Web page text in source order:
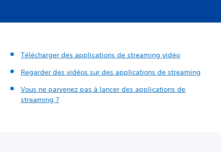
Télécharger des applications de streaming vidéo
Regarder des vidéos sur des applications de streaming
Vous ne parvenez pas à lancer des applications de
streaming ?